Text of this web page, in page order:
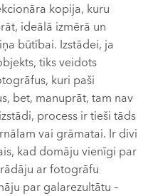
kopija, kuru
ideālā izmērā un
būtībai. Izstādei, ja
tiks veidots
kuri paši
bet, manuprāt, tam nav
process ir tieši tāds
vai grāmatai. Ir divi
kad domāju vienīgi par
ar fotogrāfu
par galarezultātu –